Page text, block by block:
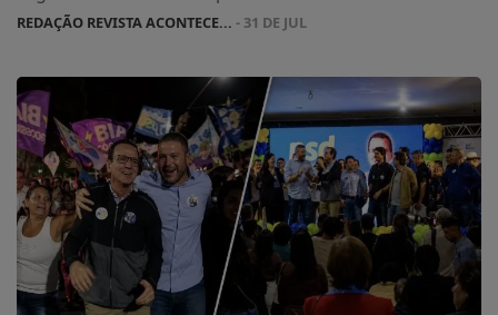
REDAÇÃO REVISTA ACONTECE... - 31 DE JUL